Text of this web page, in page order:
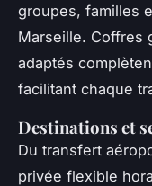
groupes, familles
Marseille. Coffres
adaptés
facilitant chaque
Destinations et
Du transfert
privée flexible